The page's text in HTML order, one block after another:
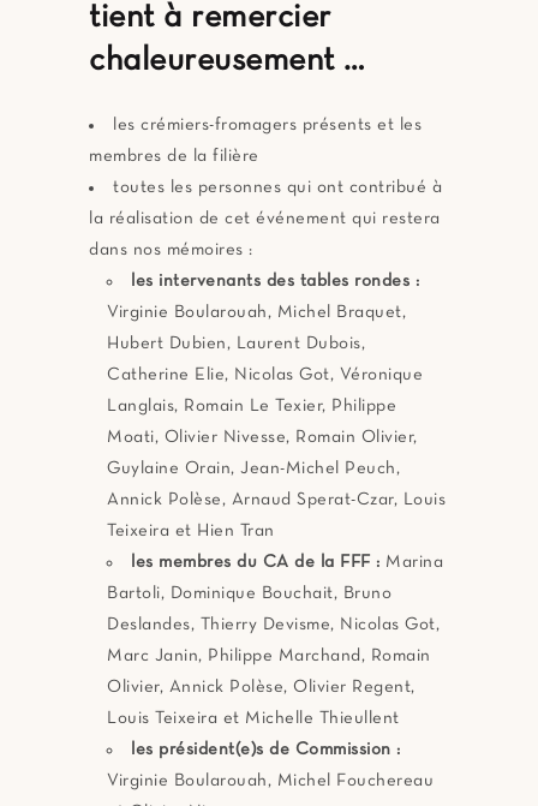
tient à remercier
chaleureusement …
les crémiers-fromagers présents et les
membres de la filière
toutes les personnes qui ont contribué à
la réalisation de cet événement qui restera
dans nos mémoires :
les intervenants des tables rondes :
Virginie Boularouah, Michel Braquet,
Hubert Dubien, Laurent Dubois,
Catherine Elie, Nicolas Got, Véronique
Langlais, Romain Le Texier, Philippe
Moati, Olivier Nivesse, Romain Olivier,
Guylaine Orain, Jean-Michel Peuch,
Annick Polèse, Arnaud Sperat-Czar, Louis
Teixeira et Hien Tran
les membres du CA de la FFF : Marina
Bartoli, Dominique Bouchait, Bruno
Deslandes, Thierry Devisme, Nicolas Got,
Marc Janin, Philippe Marchand, Romain
Olivier, Annick Polèse, Olivier Regent,
Louis Teixeira et Michelle Thieullent
les président(e)s de Commission :
Virginie Boularouah, Michel Fouchereau